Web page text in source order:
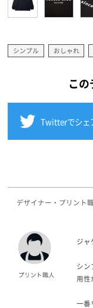
シンプル おしゃれ
この
Twitterでシェ
デザイナー・プリント
ジャ
シン
用性
一番